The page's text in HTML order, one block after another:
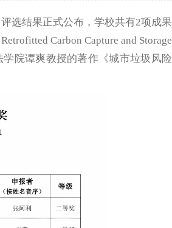
选结果正式公布，学校共有2项成果
Carbon Capture and Storage
学院谭爽教授的著作《城市垃圾风险